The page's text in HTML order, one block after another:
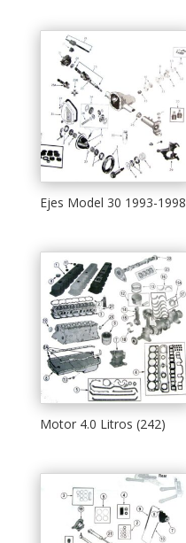
Ejes Model 30 1993-1998
Motor 4.0 Litros (242)